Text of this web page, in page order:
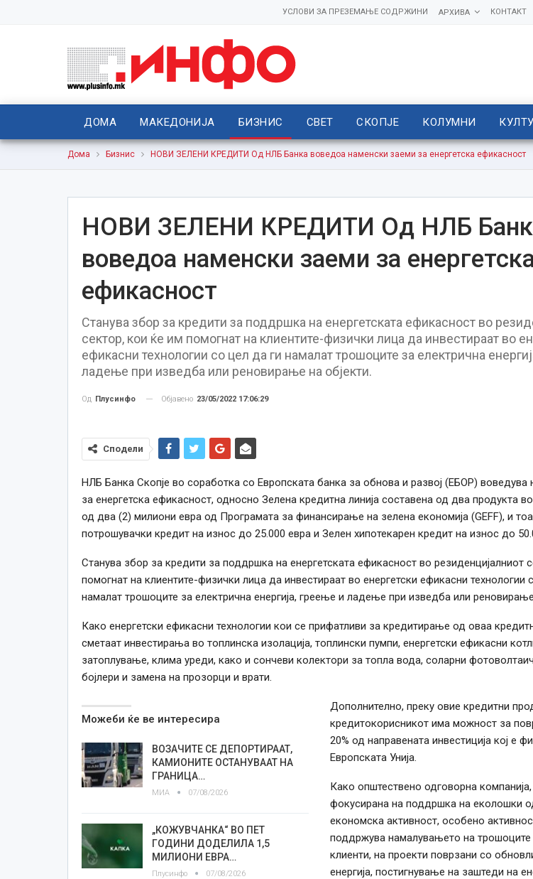
КОНТАКТ
АРХИВА
УСЛОВИ ЗА ПРЕЗЕМАЊЕ СОДРЖИНИ
ДОМА МАКЕДОНИЈА БИЗНИС СВЕТ СКОПЈЕ КОЛУМНИ
Дома Бизнис НОВИ ЗЕЛЕНИ КРЕДИТИ Од НЛБ Банка воведоа наменски заеми за енергетска ефикасност
НОВИ ЗЕЛЕНИ КРЕДИТИ Од НЛБ
воведоа наменски заеми за
ефикасност
Станува збор за кредити за поддршка на енергетската ефикасност во
сектор, кои ќе им помогнат на клиентите-физички лица да инвестираат во
ефикасни технологии со цел да ги намалат трошоците за електрична
ладење при изведба или реновирање на објекти.
Од Плусинфо Објавено 23/05/2022 17:06:29
Сподели
НЛБ Банка Скопје во соработка со Европската банка за обнова и развој (ЕБОР) воведува
за енергетска ефикасност, односно Зелена кредитна линија составена од два продукта
од два (2) милиони евра од Програмата за финансирање на зелена економија (GEFF), и
потрошувачки кредит на износ до 25.000 евра и Зелен хипотекарен кредит на износ до
Станува збор за кредити за поддршка на енергетската ефикасност во резиденцијалниот
помогнат на клиентите-физички лица да инвестираат во енергетски ефикасни технологии
намалат трошоците за електрична енергија, греење и ладење при изведба или реновирање
Како енергетски ефикасни технологии кои се прифатливи за кредитирање од оваа
сметаат инвестирања во топлинска изолација, топлински пумпи, енергетски ефикасни
затоплување, клима уреди, како и сончеви колектори за топла вода, соларни
бојлери и замена на прозорци и врати.
Можеби ќе ве интересира
ВОЗАЧИТЕ СЕ ДЕПОРТИРААТ,
КАМИОНИТЕ ОСТАНУВААТ НА
ГРАНИЦА…
МИА 07/08/2026
„КОЖУВЧАНКА“ ВО ПЕТ
ГОДИНИ ДОДЕЛИЛА 1,5
МИЛИОНИ ЕВРА…
Плусинфо 07/08/2026
Дополнително, преку овие кредитни
кредитокорисникот има можност за
20% од направената инвестиција кој е
Европската Унија.
Како општествено одговорна
фокусирана на поддршка на еколошки
економска активност, особено
поддржува намалувањето на трошоците
клиенти, на проекти поврзани со
енергија, постигнување на заштеди на